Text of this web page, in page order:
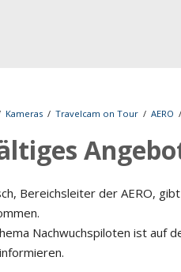
Kameras / Travelcam on Tour / AERO /
Bereichsleiter der AERO,
Nachwuchspiloten ist auf